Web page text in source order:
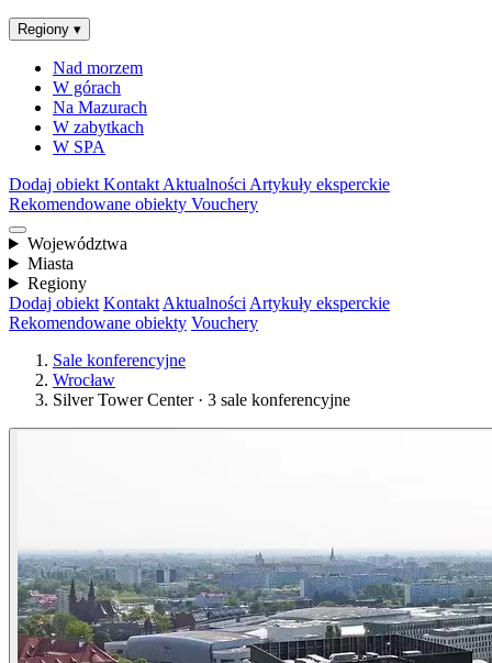
Regiony ▾
Nad morzem
W górach
Na Mazurach
W zabytkach
W SPA
Dodaj obiekt Kontakt Aktualności Artykuły eksperckie
Rekomendowane obiekty Vouchery
Województwa
Miasta
Regiony
Dodaj obiekt Kontakt Aktualności Artykuły eksperckie
Rekomendowane obiekty Vouchery
Sale konferencyjne
Wrocław
Silver Tower Center · 3 sale konferencyjne